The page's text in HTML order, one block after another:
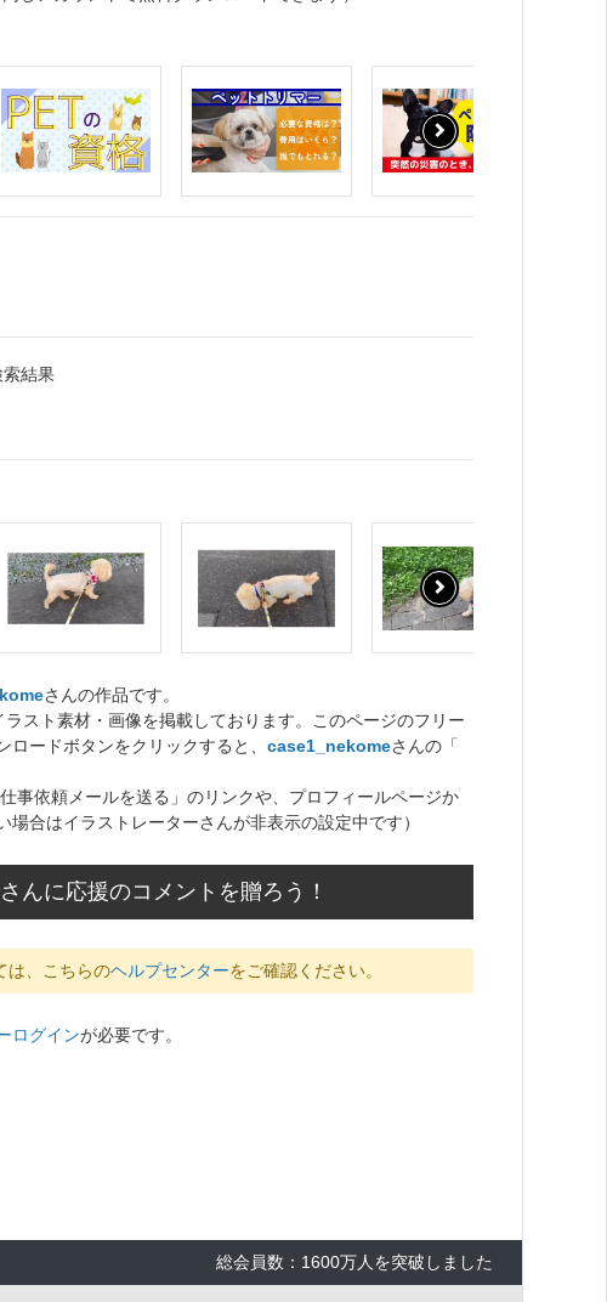
結果
さんの作品です。
スト素材・画像を掲載しております。このページのフリー
ロードボタンをクリックすると、 case1_nekomeさんの「
事依頼メールを送る」のリンクや、プロフィールページか
合はイラストレーターさんが非表示の設定中です）
んに応援のコメントを贈ろう！
は、こちらのヘルプセンターをご確認ください。
ログインが必要です。
総会員数：1600万人を突破しました